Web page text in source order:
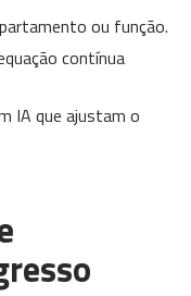
ou função.
contínua
IA que ajustam o